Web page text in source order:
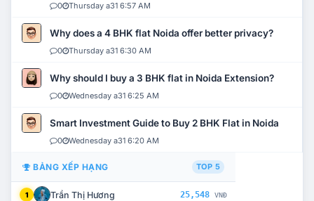
0 Thursday a31 6:57 AM
Why does a 4 BHK flat Noida offer better privacy?
0 Thursday a31 6:30 AM
Why should I buy a 3 BHK flat in Noida Extension?
0 Wednesday a31 6:25 AM
Smart Investment Guide to Buy 2 BHK Flat in Noida
0 Wednesday a31 6:20 AM
BẢNG XẾP HẠNG TOP 5
1 Trần Thị Hương 25,548 VNĐ